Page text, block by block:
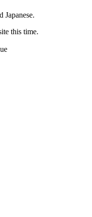
this time.